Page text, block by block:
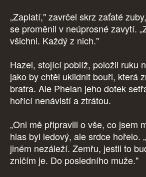
„Zaplatí," zavrčel skrz zaťaté
se proměnil v neúprosné zavytí.
všichni. Každý z nich."
Hazel, stojící poblíž, položil ruku
jako by chtěl uklidnit bouři, která
bratra. Ale Phelan jeho dotek
hořící nenávistí a ztrátou.
„Oni mě připravili o vše, co jsem
hlas byl ledový, ale srdce hořelo.
jiném nezáleží. Zemřu, jestli to
zničím je. Do posledního muže."